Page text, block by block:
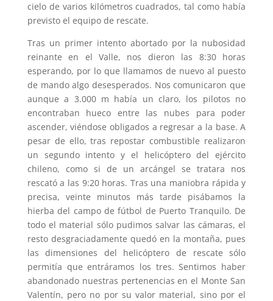
cielo de varios kilómetros cuadrados, tal como había
previsto el equipo de rescate.
Tras un primer intento abortado por la nubosidad
reinante en el Valle, nos dieron las 8:30 horas
esperando, por lo que llamamos de nuevo al puesto
de mando algo desesperados. Nos comunicaron que
aunque a 3.000 m había un claro, los pilotos no
encontraban hueco entre las nubes para poder
ascender, viéndose obligados a regresar a la base. A
pesar de ello, tras repostar combustible realizaron
un segundo intento y el helicóptero del ejército
chileno, como si de un arcángel se tratara nos
rescató a las 9:20 horas. Tras una maniobra rápida y
precisa, veinte minutos más tarde pisábamos la
hierba del campo de fútbol de Puerto Tranquilo. De
todo el material sólo pudimos salvar las cámaras, el
resto desgraciadamente quedó en la montaña, pues
las dimensiones del helicóptero de rescate sólo
permitía que entráramos los tres. Sentimos haber
abandonado nuestras pertenencias en el Monte San
Valentín, pero no por su valor material, sino por el